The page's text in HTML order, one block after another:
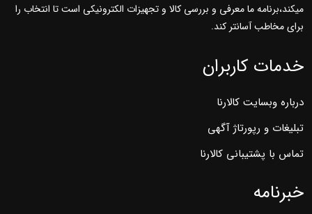
میکند،برنامه ما معرفی و بررسی کالا و تجهیزات الکترونیکی است تا انتخاب را
برای مخاطب آسانتر کند.
خدمات کاربران
درباره وبسایت کالارنا
تبلیغات و رپورتاژ آگهی
تماس با پشتیبانی کالارنا
خبرنامه